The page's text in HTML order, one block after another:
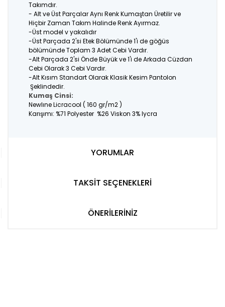
Takımdır.
- Alt ve Üst Parçalar Aynı Renk Kumaştan Üretilir ve
Hiçbir Zaman Takım Halinde Renk Ayırmaz.
-Üst model v yakalıdır
-Üst Parçada 2'si Etek Bölümünde 1'i de göğüs
bölümünde Toplam 3 Adet Cebi Vardır.
-Alt Parçada 2'si Önde Büyük ve 1'i de Arkada Cüzdan
Cebi Olarak 3 Cebi Vardır.
-Alt Kısım Standart Olarak Klasik Kesim Pantolon
Şeklindedir.
Kumaş Cinsi:
Newlıne Licracool ( 160 gr/m2 )
Karışımı: %71 Polyester %26 Viskon 3% lycra
YORUMLAR
TAKSİT SEÇENEKLERİ
ÖNERİLERİNİZ